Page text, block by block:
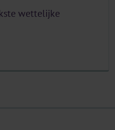
wettelijke